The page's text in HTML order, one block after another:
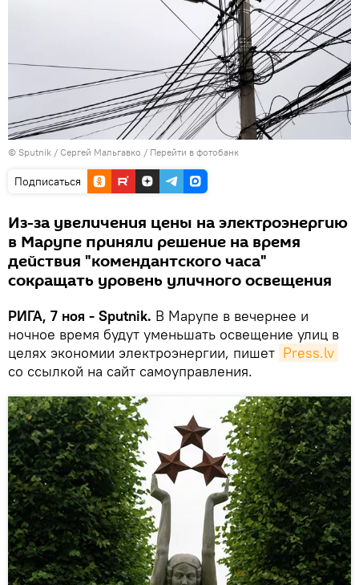
© Sputnik / Сергей Мальгавко / Перейти в фотобанк
Подписаться
Из-за увеличения цены на электроэнергию
в Марупе приняли решение на время
действия "комендантского часа"
сокращать уровень уличного освещения
РИГА, 7 ноя - Sputnik. В Марупе в вечернее и
ночное время будут уменьшать освещение улиц в
целях экономии электроэнергии, пишет Press.lv
со ссылкой на сайт самоуправления.